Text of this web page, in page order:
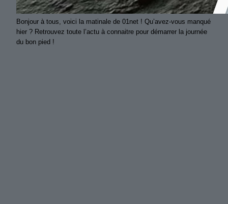
Bonjour à tous, voici la matinale de 01net ! Qu’avez-vous manqué
hier ? Retrouvez toute l’actu à connaitre pour démarrer la journée
du bon pied !